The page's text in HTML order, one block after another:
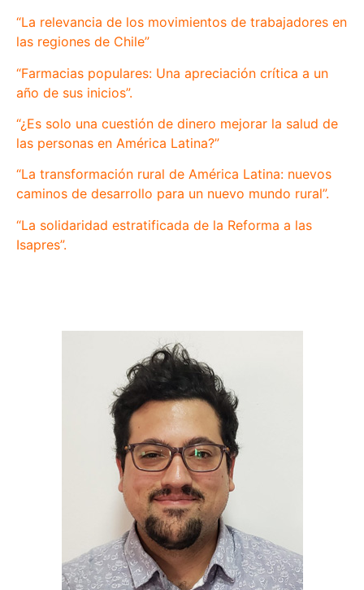
“La relevancia de los movimientos de trabajadores en
las regiones de Chile”
“Farmacias populares: Una apreciación crítica a un
año de sus inicios”.
“¿Es solo una cuestión de dinero mejorar la salud de
las personas en América Latina?”
“La transformación rural de América Latina: nuevos
caminos de desarrollo para un nuevo mundo rural”.
“La solidaridad estratificada de la Reforma a las
Isapres”.